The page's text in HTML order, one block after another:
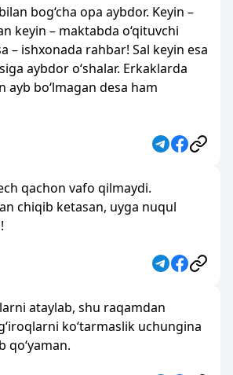
bog‘cha opa aybdor. Keyin –
keyin – maktabda o‘qituvchi
– ishxonada rahbar! Sal keyin esa
aybdor o‘shalar. Erkaklarda
ayb bo‘lmagan desa ham
qachon vafo qilmaydi.
chiqib ketasan, uyga nuqul
ataylab, shu raqamdan
ko‘tarmaslik uchungina
qo‘yaman.